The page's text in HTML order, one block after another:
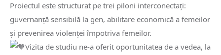
Proiectul este structurat pe trei piloni interconectați:
guvernanță sensibilă la gen, abilitare economică a femeilor
și prevenirea violenței împotriva femeilor.
Vizita de studiu ne-a oferit oportunitatea de a vedea, la